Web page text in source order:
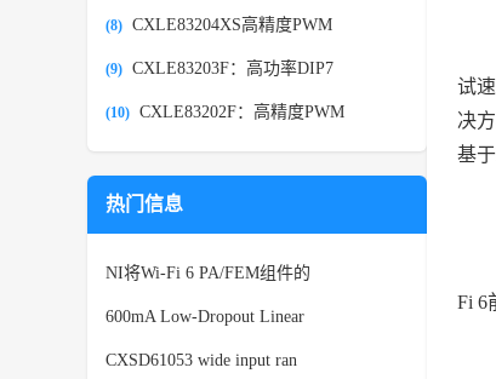
(8) CXLE83204XS高精度PWM
(9) CXLE83203F：高功率DIP7
(10) CXLE83202F：高精度PWM
热门信息
NI将Wi-Fi 6 PA/FEM组件的
600mA Low-Dropout Linear
CXSD61053 wide input ran
试
决
基
Fi 6